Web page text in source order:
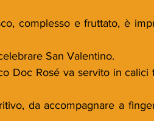
complesso e fruttato, è
San Valentino.
Doc Rosé va servito in
da accompagnare a